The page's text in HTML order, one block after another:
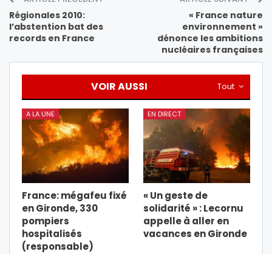
Régionales 2010:
l’abstention bat des
records en France
« France nature
environnement »
dénonce les ambitions
nucléaires françaises
Tout
VOIR AUSSI
A LA UNE
France: mégafeu fixé
en Gironde, 330
pompiers
hospitalisés
(responsable)
EN DIRECT
« Un geste de
solidarité » : Lecornu
appelle à aller en
vacances en Gironde